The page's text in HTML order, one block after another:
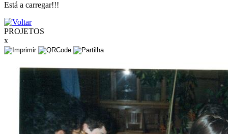
Está a carregar!!!
PROJETOS
x